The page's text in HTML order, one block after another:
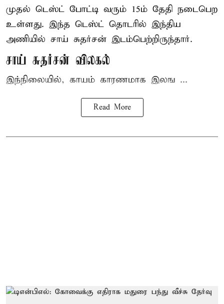
முதல் டெஸ்ட் போட்டி வரும் 15ம் தேதி நடைபெற
உள்ளது. இந்த டெஸ்ட் தொடரில் இந்திய
அணியில் சாய் சுதர்சன் இடம்பெற்றிருந்தார்.
சாய் சுதர்சன் விலகல்
இந்நிலையில், காயம் காரணமாக இலங ...
Read More